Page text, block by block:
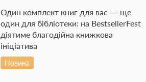
Один комплект книг для вас — ще
один для бібліотеки: на BestsellerFest
діятиме благодійна книжкова
ініціатива
Новина